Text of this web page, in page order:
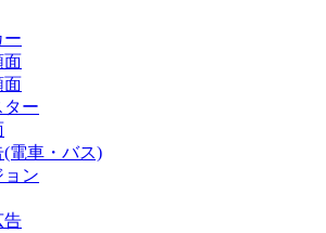
ー
面
面
ター
電車・バス)
ョン
告